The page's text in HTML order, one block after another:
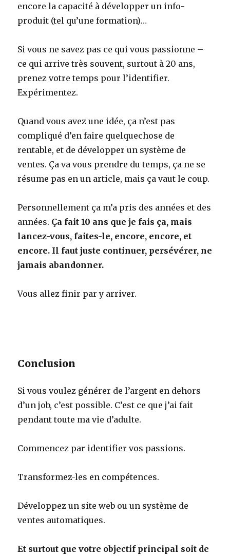
encore la capacité à développer un info-
produit (tel qu’une formation)…
Si vous ne savez pas ce qui vous passionne –
ce qui arrive très souvent, surtout à 20 ans,
prenez votre temps pour l’identifier.
Expérimentez.
Quand vous avez une idée, ça n’est pas
compliqué d’en faire quelquechose de
rentable, et de développer un système de
ventes. Ça va vous prendre du temps, ça ne se
résume pas en un article, mais ça vaut le coup.
Personnellement ça m’a pris des années et des
années. Ça fait 10 ans que je fais ça, mais
lancez-vous, faites-le, encore, encore, et
encore. Il faut juste continuer, persévérer, ne
jamais abandonner.
Vous allez finir par y arriver.
Conclusion
Si vous voulez générer de l’argent en dehors
d’un job, c’est possible. C’est ce que j’ai fait
pendant toute ma vie d’adulte.
Commencez par identifier vos passions.
Transformez-les en compétences.
Développez un site web ou un système de
ventes automatiques.
Et surtout que votre objectif principal soit de